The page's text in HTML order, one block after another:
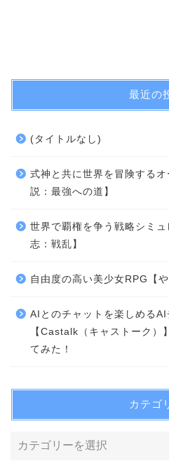
最近の
(タイトルなし)
式神と共に世界を冒険する
説：最強への道】
世界で覇権を争う戦略シミ
志：戦乱】
自由度の高い美少女RPG【
AIとのチャットを楽しめるAI
【Castalk（キャストーク）
てみた！
カテゴ